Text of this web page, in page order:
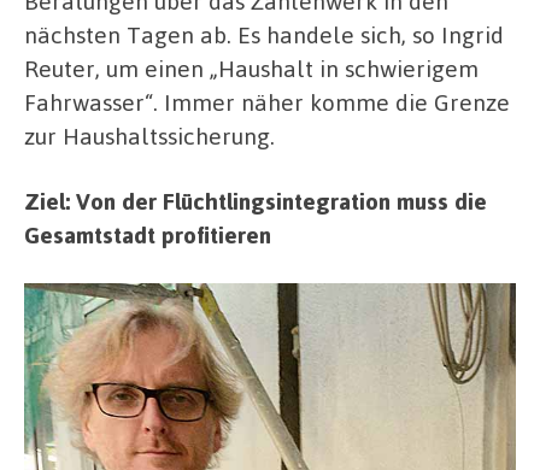
nächsten Tagen ab. Es handele sich, so Ingrid
Reuter, um einen „Haushalt in schwierigem
Fahrwasser“. Immer näher komme die Grenze
zur Haushaltssicherung.
Ziel: Von der Flüchtlingsintegration muss die
Gesamtstadt profitieren